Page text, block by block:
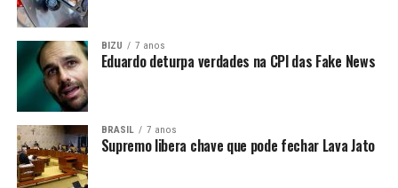
BIZU 7 anos
Eduardo deturpa verdades na CPI das Fake News
BRASIL 7 anos
Supremo libera chave que pode fechar Lava Jato